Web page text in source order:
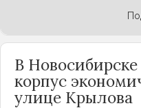
В
корпус
улице Крылова